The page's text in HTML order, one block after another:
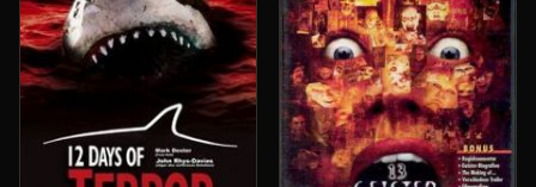
Boulevard-Meldungen
und befassen sich
neuerdings mit Se
Auto springt auf 11:14h,
genau in dem Moment
fäll